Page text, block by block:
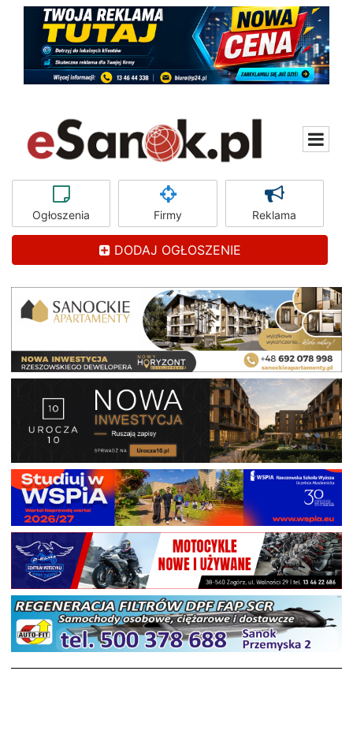
Ogłoszenia Firmy Reklama
DODAJ OGŁOSZENIE